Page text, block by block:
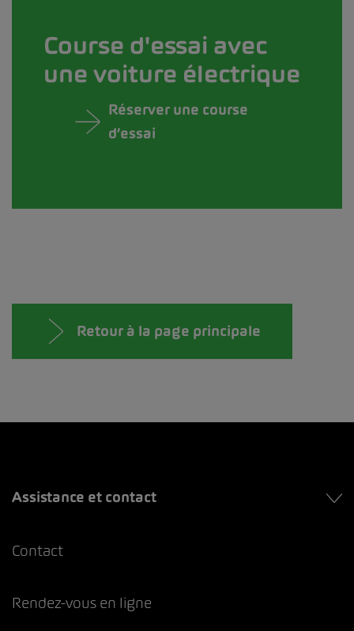
Course d'essai avec
une voiture électrique
Réserver une course
d’essai
Retour à la page principale
Assistance et contact
Contact
Rendez-vous en ligne